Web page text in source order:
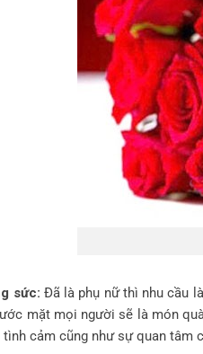
sức: Đã là phụ nữ thì nhu cầu
mặt mọi người sẽ là món
tình cảm cũng như sự quan tâm